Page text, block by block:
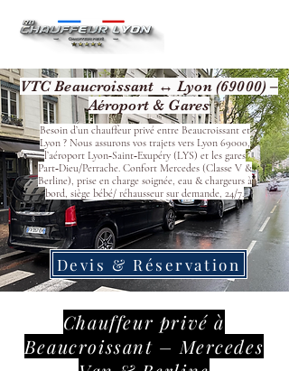
VTC Beaucroissant ↔ Lyon (69000) –
Aéroport & Gares
Besoin d’un chauffeur privé entre Beaucroissant et
Lyon ? Nous assurons vos trajets vers Lyon 69000,
l’aéroport Lyon‑Saint‑Exupéry (LYS) et les gares
Part‑Dieu/Perrache. Confort Mercedes (Classe V &
Berline), prise en charge soignée, eau & chargeurs à
bord, siège bébé/ réhausseur sur demande, 24/7.
Devis & Réservation
Chauffeur privé à
Beaucroissant – Mercedes